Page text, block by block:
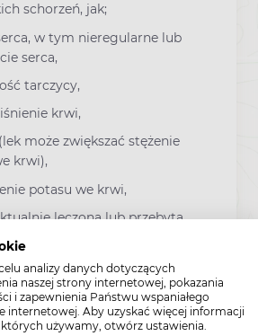
analizy danych dotyczących
naszej strony internetowej, pokazania
i zapewnienia Państwu wspaniałego
internetowej. Aby uzyskać więcej informacji
używamy, otwórz ustawienia.
schorzeń, jak;
w tym nieregularne lub
serca,
tarczycy,
krwi,
może zwiększać stężenie
krwi),
potasu we krwi,
leczona lub przebyta.
kiedykolwiek występowało
schorzeń, należy
lekarzowi przed
leku Salmex.